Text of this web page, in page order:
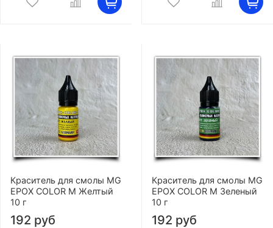
Краситель для смолы MG
EPOX COLOR M Желтый
10 г
192 руб
Краситель для смолы MG
EPOX COLOR M Зеленый
10 г
192 руб